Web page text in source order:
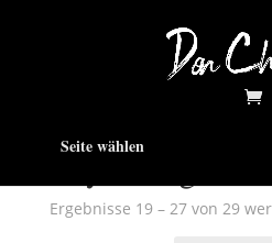
Seite wählen
Ergebnisse 19 – 27 von 29